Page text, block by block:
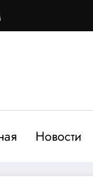
Новости